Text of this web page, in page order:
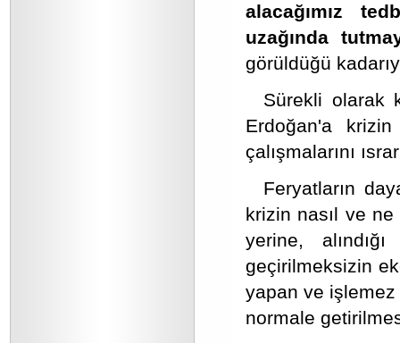
alacağımız
uzağında
görüldüğü
Sürekli olarak
Erdoğan'a krizin
çalışmalarını
Feryatların
krizin nasıl ve
yerine,
geçirilmeksizin
yapan ve işlemez
normale